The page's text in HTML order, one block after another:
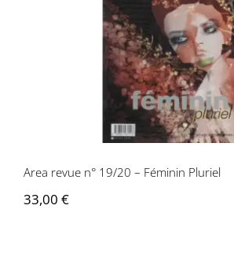
Area revue n° 19/20 –
Area revue n° 19/20 – Féminin Pluriel
33,00 €